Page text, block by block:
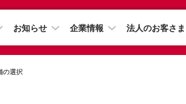
お知らせ 企業情報 法人のお客さま
の選択